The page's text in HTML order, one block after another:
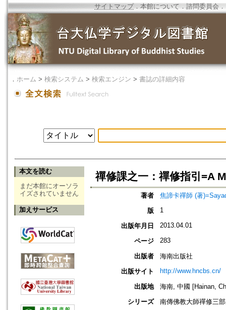
サイトマップ．本館について ． 諮問委員会 ．
． ホーム > 検索システム > 検索エンジン > 書誌の詳細内容
本文を読む
まだ本館にオーソラ
イズされていません
加えサービス
禪修課之一：禪修指引=A
著者
焦諦卡禪師 (著
版
1
出版年月日 2013.04.01
ページ 283
出版者
海南出版社
出版サイト
http://www.hncbs.cn/
出版地
海南, 中國 [Hainan,
シリーズ
南傳佛教大師禪修三